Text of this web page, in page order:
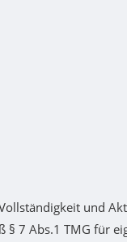
und
7 Abs.1 TMG für